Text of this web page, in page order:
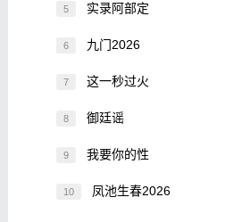
5 实录阿部定
6 九门2026
7 这一秒过火
8 御廷谣
9 我要你的性
10 凤池生春2026